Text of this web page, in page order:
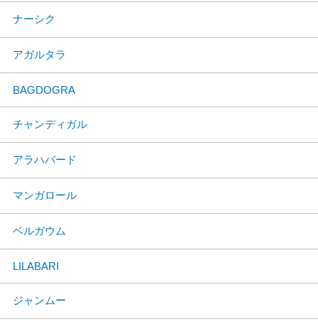
ナーシク
アガルタラ
BAGDOGRA
チャンディガル
アラハバード
マンガロール
ベルガウム
LILABARI
ジャンムー